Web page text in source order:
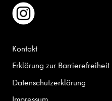
instagram
Kontakt
Erklärung zur Barrierefreiheit
Datenschutzerklärung